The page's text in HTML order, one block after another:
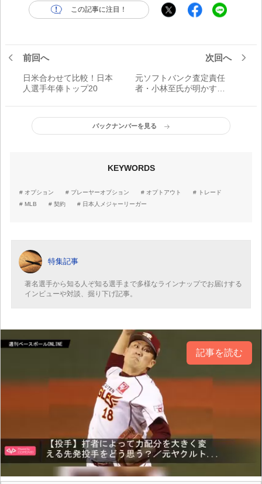
この記事に注目！
前回へ
日米合わせて比較！日本
人選手年俸トップ20
次回へ
元ソフトバンク査定責任
者・小林至氏が明かす契
バックナンバーを見る
KEYWORDS
オプション プレーヤーオプション オプトアウト
トレード
MLB
契約 日本人メジャーリーガー
特集記事
著名選手から知る人ぞ知る選手まで多様なラインナップでお届けする
インビューや対談、掘り下げ記事。
記事を読む